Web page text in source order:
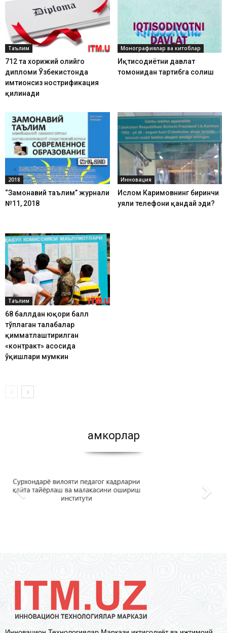
Таълим
712 та хорижий олийгоҳ
дипломи Ўзбекистонда
имтиҳонсиз нострификация
қилинади
Монографиялар ва китоблар
Иқтисодиётни давлат
томонидан тартибга солиш
2018
“Замонавий таълим” журнали
№11, 2018
Инновация
Ислом Каримовнинг биринчи
уяли телефони қандай эди?
Таълим
68 баллдан юқори балл
тўплаган талабалар
қимматлаштирилган
«контракт» асосида
ўқишлари мумкин
Ҳамкорлар